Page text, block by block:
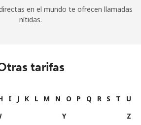
en el mundo te ofrecen llamadas
nítidas.
tarifas
I J K L M N O P Q R S T
U
Y Z